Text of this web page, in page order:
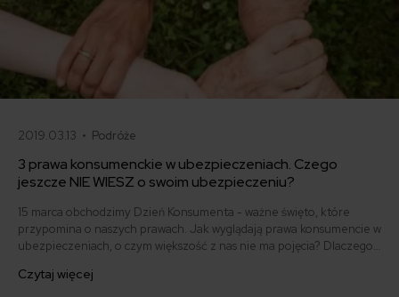
2019.03.13 • Podróże
3 prawa konsumenckie w ubezpieczeniach. Czego
jeszcze NIE WIESZ o swoim ubezpieczeniu?
15 marca obchodzimy Dzień Konsumenta - ważne święto, które
przypomina o naszych prawach. Jak wyglądają prawa konsumencie w
ubezpieczeniach, o czym większość z nas nie ma pojęcia? Dlaczego
roszczeń, kiedy coś idzie nie tak?
Czytaj więcej